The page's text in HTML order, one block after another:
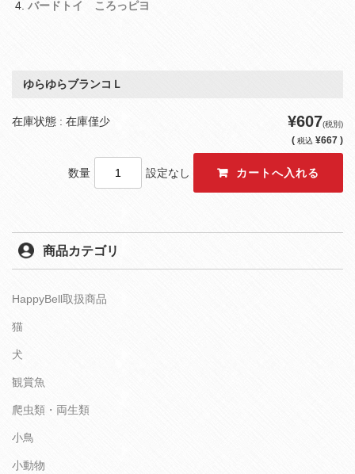
バードトイ ころっピヨ
ゆらゆらブランコＬ
在庫状態 : 在庫僅少 ¥607(税別)
( 税込 ¥667 )
数量 設定なし
商品カテゴリ
HappyBell取扱商品
猫
犬
観賞魚
爬虫類・両生類
小鳥
小動物